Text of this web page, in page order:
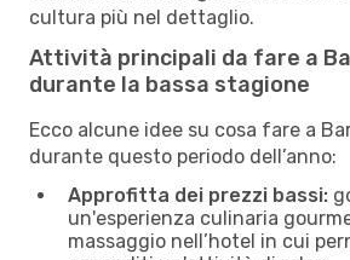
cultura più nel dettaglio.
Attività principali da fare a
durante la bassa stagione
Ecco alcune idee su cosa fare a
durante questo periodo dell’anno:
Approfitta dei prezzi bassi:
un'esperienza culinaria
massaggio nell’hotel in cui